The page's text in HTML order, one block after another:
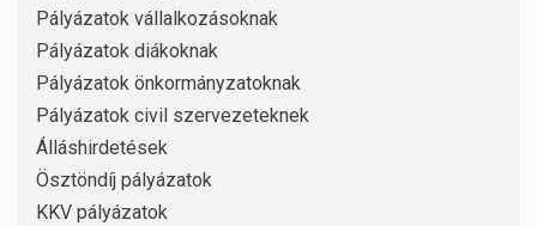
Pályázatok vállalkozásoknak
Pályázatok diákoknak
Pályázatok önkormányzatoknak
Pályázatok civil szervezeteknek
Álláshirdetések
Ösztöndíj pályázatok
KKV pályázatok